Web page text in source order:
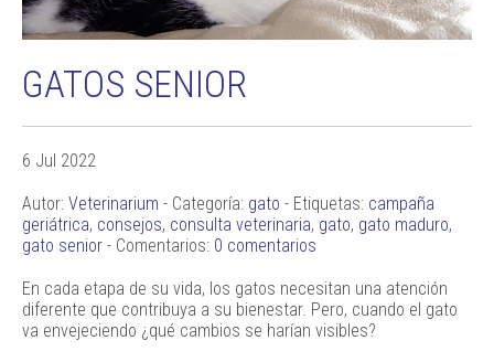
GATOS SENIOR
6 Jul 2022
Autor: Veterinarium - Categoría: gato - Etiquetas: campaña
geriátrica, consejos, consulta veterinaria, gato, gato maduro,
gato senior - Comentarios: 0 comentarios
En cada etapa de su vida, los gatos necesitan una atención
diferente que contribuya a su bienestar. Pero, cuando el gato
va envejeciendo ¿qué cambios se harían visibles?